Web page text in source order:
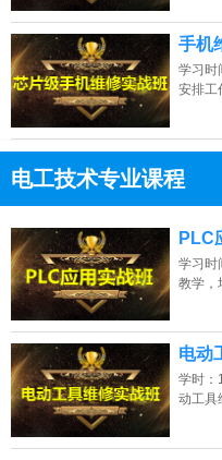
手机
学习时
安排工
电工技术专业课程
点击免费咨询电话：PLC
学习时
教学，
电动
学时：
动工具